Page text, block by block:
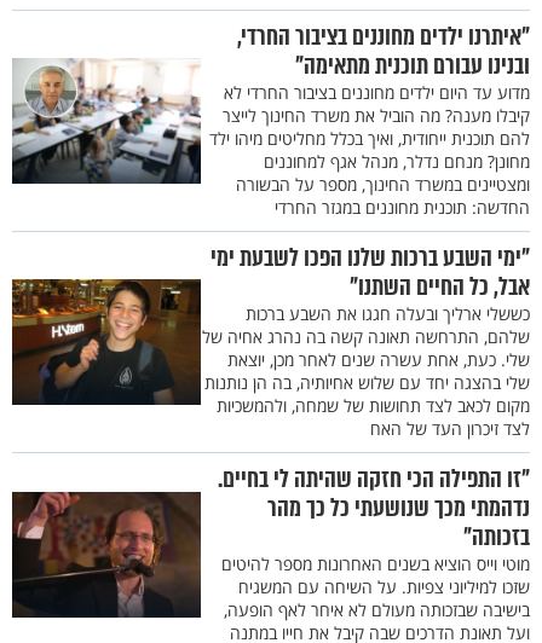
"איתרנו ילדים מחוננים בציבור החרדי,
ובנינו עבורם תוכנית מתאימה"
מדוע עד היום ילדים מחוננים בציבור החרדי לא
קיבלו מענה? מה הוביל את משרד החינוך לייצר
להם תוכנית ייחודית, ואיך בכלל מחליטים מיהו ילד
מחונן? מנחם נדלר, מנהל אגף למחוננים
ומצטיינים במשרד החינוך, מספר על הבשורה
החדשה: תוכנית מחוננים במגזר החרדי
"ימי השבע ברכות שלנו הפכו לשבעת ימי
אבל, כל החיים השתנו"
כששלי ארליך ובעלה חגגו את השבע ברכות
שלהם, התרחשה תאונה קשה בה נהרג אחיה של
שלי. כעת, אחת עשרה שנים לאחר מכן, יוצאת
שלי בהצגה יחד עם שלוש אחיותיה, בה הן נותנות
מקום לכאב לצד תחושות של שמחה, ולהמשכיות
לצד זיכרון העד של האח
"זו התפילה הכי חזקה שהיתה לי בחיים.
נדהמתי מכך שנושעתי כל כך מהר
בזכותה"
מוטי וייס הוציא בשנים האחרונות מספר להיטים
שזכו למיליוני צפיות. על השיחה עם המשגיח
בישיבה שבזכותה מעולם לא איחר לאף הופעה,
ועל תאונת הדרכים שבה קיבל את חייו במתנה